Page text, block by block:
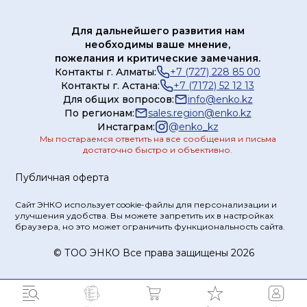
Публичная оферта
Сайт ЭНКО использует cookie-файлы для персонализации и
улучшения удобства. Вы можете запретить их в настройках
браузера, но это может ограничить функциональность сайта.
© ТOO ЭНКО Все права защищены 2026
Для дальнейшего развития нам
необходимы ваше мнение,
пожелания и критические замечания.
Контакты г. Алматы:
+7 (727) 228 85 00
Контакты г. Астана:
+7 (7172) 52 12 13
Для общих вопросов:
info@enko.kz
По регионам:
sales.region@enko.kz
Инстаграм:
@enko_kz
Мы постараемся ответить на все сообщения и письма
достаточно быстро и объективно.